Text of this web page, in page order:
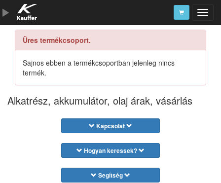
Szerszámkatalógus
Kosár
Alkatrészek
Üres termékcsoport.
Sajnos ebben a termékcsoportban jelenleg nincs
termék.
Alkatrész, akkumulátor, olaj árak, vásárlás
Kapcsolat
Hogyan keressek?
Segítség